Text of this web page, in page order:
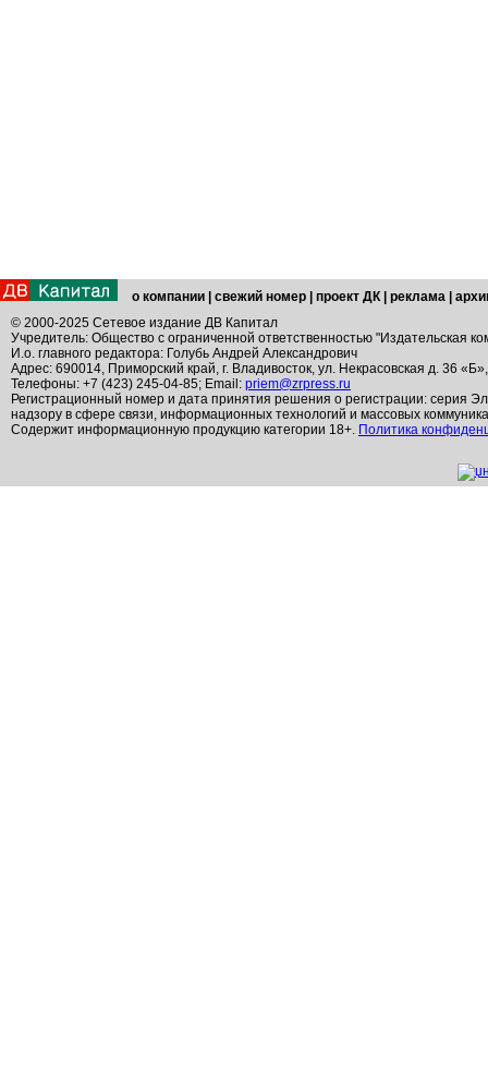
о компании свежий номер проект ДК реклама
© 2000-2025 Сетевое издание ДВ Капитал
Учредитель: Общество с ограниченной ответственностью "Издательская
И.о. главного редактора: Голубь Андрей Александрович
Адрес: 690014, Приморский край, г. Владивосток, ул. Некрасовская д. 36
Телефоны: +7 (423) 245-04-85; Email: priem@zrpress.ru
Регистрационный номер и дата принятия решения о регистрации: серия
надзору в сфере связи, информационных технологий и массовых
Содержит информационную продукцию категории 18+. Политика